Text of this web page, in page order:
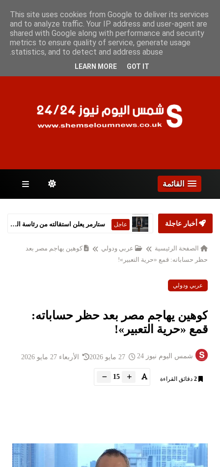
الخميس 6 أغسطس 2026
الصفحات
القائمة
أخبار عاجلة عاجل ستارمر يعلن استقالته من رئاسة الحكومة البريطانية
الصفحة الرئيسية عربي ودولي
كوهين يهاجم مصر بعد
حظر حساباته: قمع «حرية التعبير»!
عربي ودولي
كوهين يهاجم مصر بعد حظر حساباته:
قمع «حرية التعبير»!
شمس اليوم نيوز 24 الأربعاء 27 مايو 2026
2 دقائق القراءة 15
This site uses cookies from Google to deliver its services
and to analyze traffic. Your IP address and user-agent are
shared with Google along with performance and security
metrics to ensure quality of service, generate usage
statistics, and to detect and address abuse.
LEARN MORE GOT IT